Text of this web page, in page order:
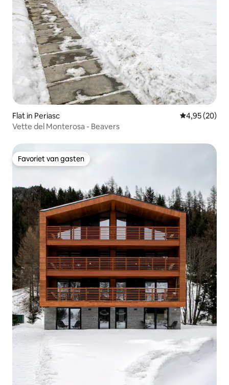
Flat in Periasc Gemiddelde
4,95 (20)
Vette del Monterosa - Beavers
Favoriet van gasten
Favoriet van gasten